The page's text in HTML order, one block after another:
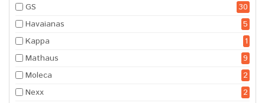
GS
30
Havaianas
5
Kappa
1
Mathaus
9
Moleca
2
Nexx
2